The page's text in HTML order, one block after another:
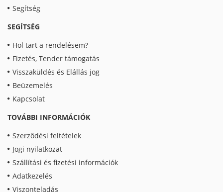
Segítség
SEGÍTSÉG
Hol tart a rendelésem?
Fizetés, Tender támogatás
Visszaküldés és Elállás jog
Beüzemelés
Kapcsolat
TOVÁBBI INFORMÁCIÓK
Szerződési feltételek
Jogi nyilatkozat
Szállítási és fizetési információk
Adatkezelés
Viszonteladás